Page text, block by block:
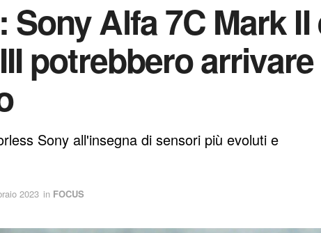
Sony Alfa 7C Mark II
potrebbero arrivare
Sony all'insegna di sensori più evoluti e
2023 in FOCUS